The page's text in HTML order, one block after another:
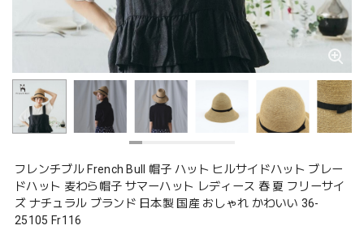
フレンチブル French Bull 帽子 ハット ヒルサイドハット ブレー
ドハット 麦わら帽子 サマーハット レディース 春 夏 フリーサイ
ズ ナチュラル ブランド 日本製 国産 おしゃれ かわいい 36-
25105 Fr116